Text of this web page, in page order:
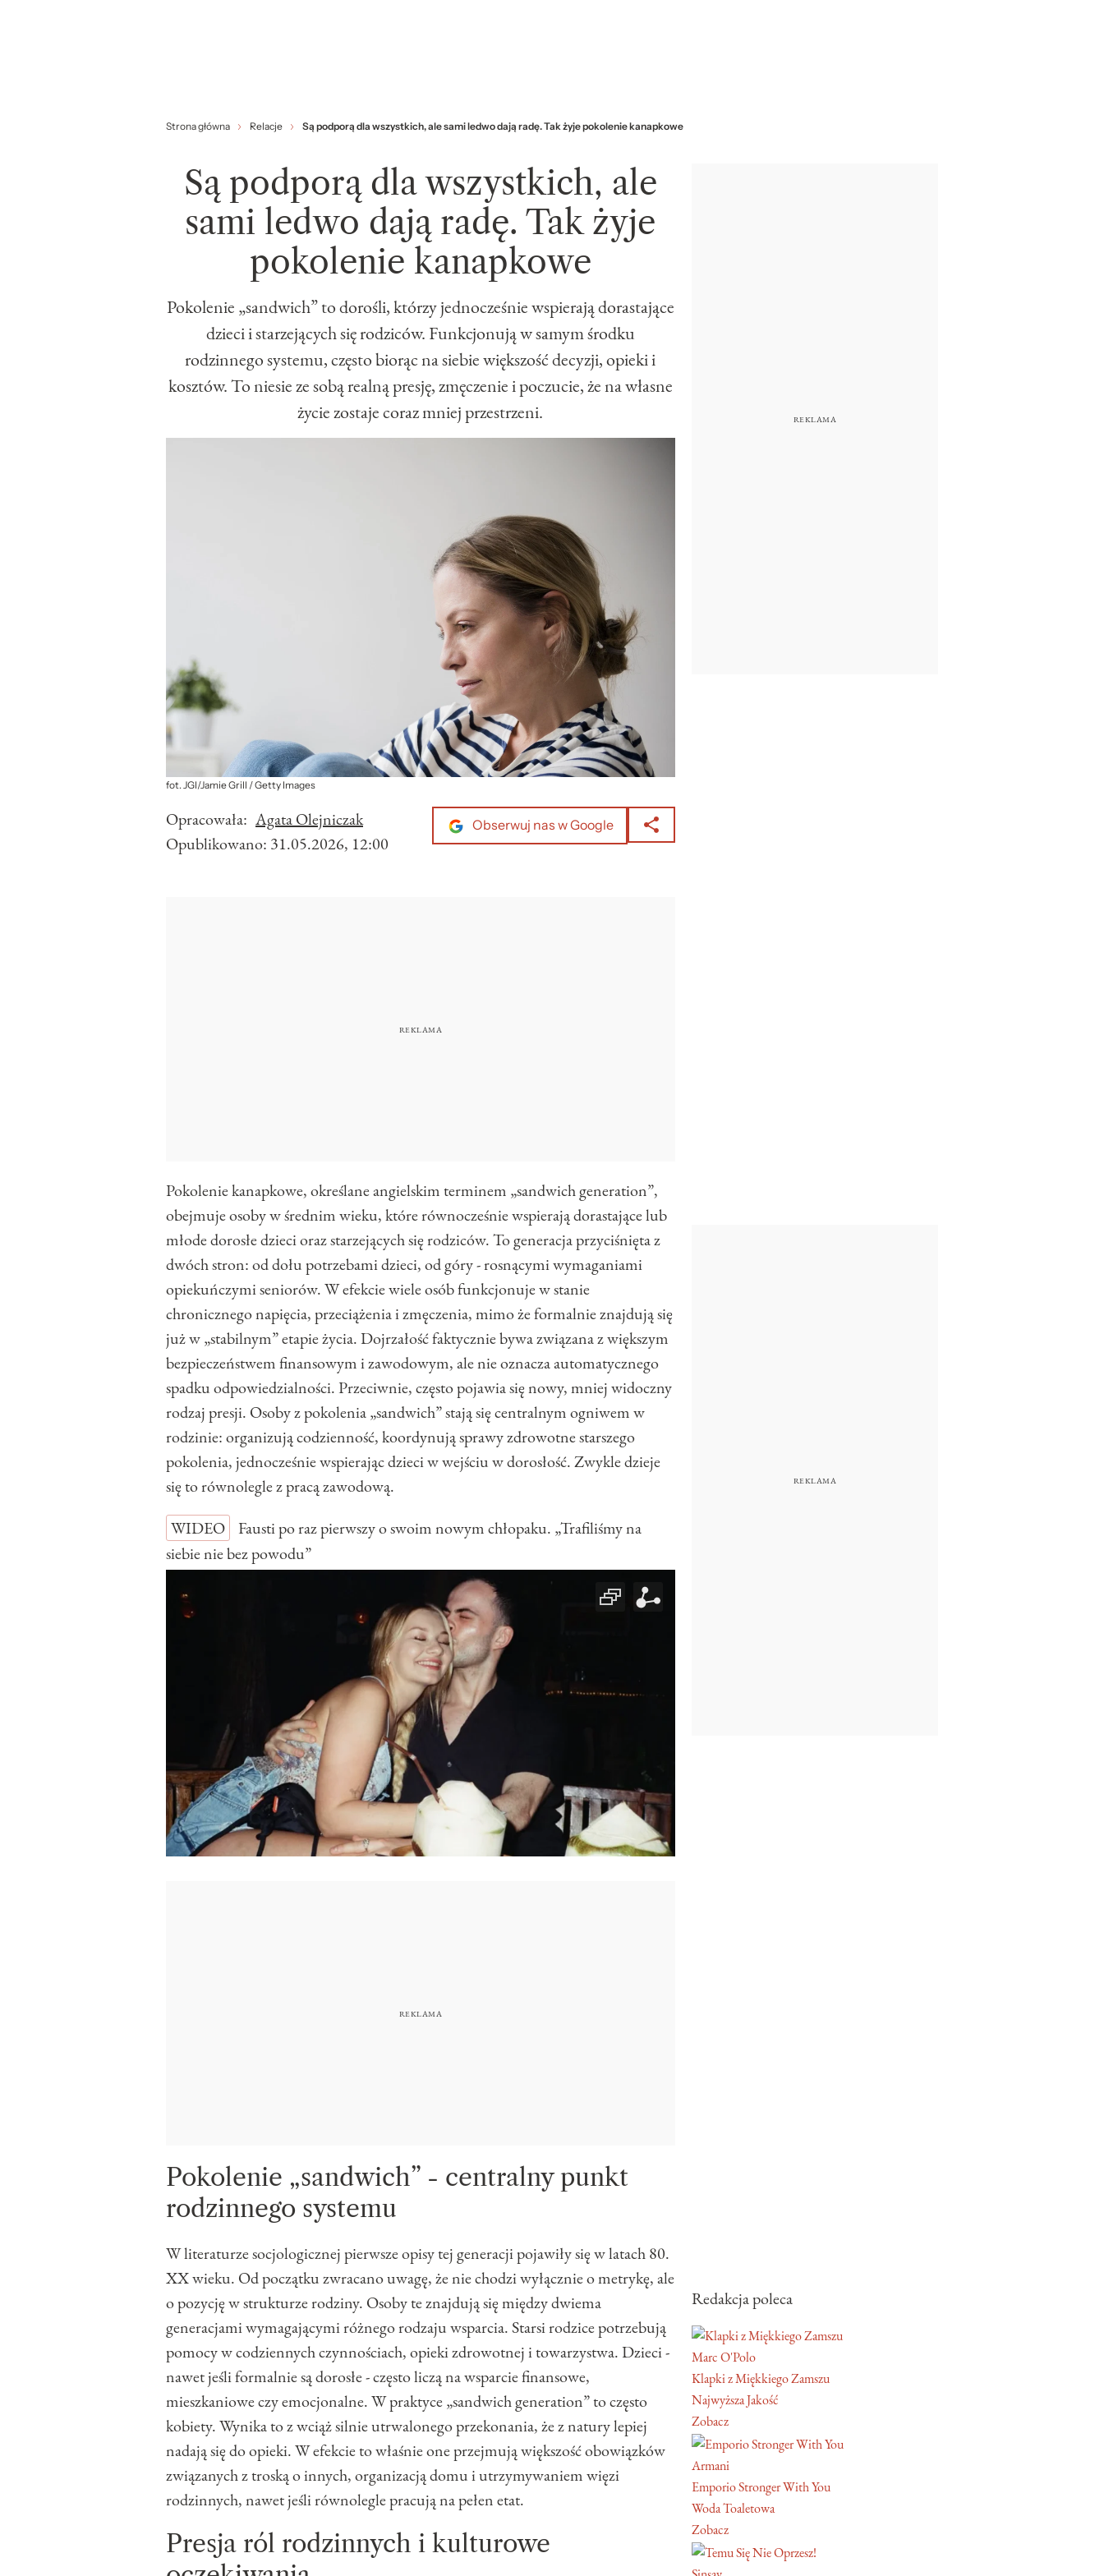
Strona główna Relacje Są podporą dla wszystkich, ale sami ledwo dają radę. Tak żyje pokolenie kanapkowe
Są podporą dla wszystkich, ale
sami ledwo dają radę. Tak żyje
pokolenie kanapkowe
Pokolenie „sandwich” to dorośli, którzy jednocześnie wspierają dorastające
dzieci i starzejących się rodziców. Funkcjonują w samym środku
rodzinnego systemu, często biorąc na siebie większość decyzji, opieki i
kosztów. To niesie ze sobą realną presję, zmęczenie i poczucie, że na własne
życie zostaje coraz mniej przestrzeni.
fot. JGI/Jamie Grill / Getty Images
Opracowała: Agata Olejniczak
Opublikowano: 31.05.2026, 12:00
Obserwuj nas w Google
Pokolenie kanapkowe, określane angielskim terminem „sandwich generation”,
obejmuje osoby w średnim wieku, które równocześnie wspierają dorastające lub
młode dorosłe dzieci oraz starzejących się rodziców. To generacja przyciśnięta z
dwóch stron: od dołu potrzebami dzieci, od góry - rosnącymi wymaganiami
opiekuńczymi seniorów. W efekcie wiele osób funkcjonuje w stanie
chronicznego napięcia, przeciążenia i zmęczenia, mimo że formalnie znajdują się
już w „stabilnym” etapie życia. Dojrzałość faktycznie bywa związana z większym
bezpieczeństwem finansowym i zawodowym, ale nie oznacza automatycznego
spadku odpowiedzialności. Przeciwnie, często pojawia się nowy, mniej widoczny
rodzaj presji. Osoby z pokolenia „sandwich” stają się centralnym ogniwem w
rodzinie: organizują codzienność, koordynują sprawy zdrowotne starszego
pokolenia, jednocześnie wspierając dzieci w wejściu w dorosłość. Zwykle dzieje
się to równolegle z pracą zawodową.
WIDEO
Fausti po raz pierwszy o swoim nowym chłopaku. „Trafiliśmy na
siebie nie bez powodu”
Pokolenie „sandwich” - centralny punkt
rodzinnego systemu
W literaturze socjologicznej pierwsze opisy tej generacji pojawiły się w latach 80.
XX wieku. Od początku zwracano uwagę, że nie chodzi wyłącznie o metrykę, ale
o pozycję w strukturze rodziny. Osoby te znajdują się między dwiema
generacjami wymagającymi różnego rodzaju wsparcia. Starsi rodzice potrzebują
pomocy w codziennych czynnościach, opieki zdrowotnej i towarzystwa. Dzieci -
nawet jeśli formalnie są dorosłe - często liczą na wsparcie finansowe,
mieszkaniowe czy emocjonalne. W praktyce „sandwich generation” to często
kobiety. Wynika to z wciąż silnie utrwalonego przekonania, że z natury lepiej
nadają się do opieki. W efekcie to właśnie one przejmują większość obowiązków
związanych z troską o innych, organizacją domu i utrzymywaniem więzi
rodzinnych, nawet jeśli równolegle pracują na pełen etat.
Presja ról rodzinnych i kulturowe
Redakcja poleca
Marc O'Polo
Klapki z Miękkiego Zamszu
Najwyższa Jakość
Zobacz
Armani
Emporio Stronger With You
Woda Toaletowa
Zobacz